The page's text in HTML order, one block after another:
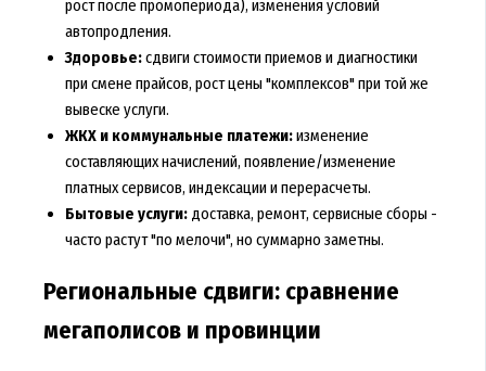
рост после промопериода), изменения условий
автопродления.
Здоровье:сдвиги стоимости приемов и диагностики
при смене прайсов, рост цены "комплексов" при той же
вывеске услуги.
ЖКХ и коммунальные платежи:изменение
составляющих начислений, появление/изменение
платных сервисов, индексации и перерасчеты.
Бытовые услуги:доставка, ремонт, сервисные сборы -
часто растут "по мелочи", но суммарно заметны.
Региональные сдвиги: сравнение
мегаполисов и провинции